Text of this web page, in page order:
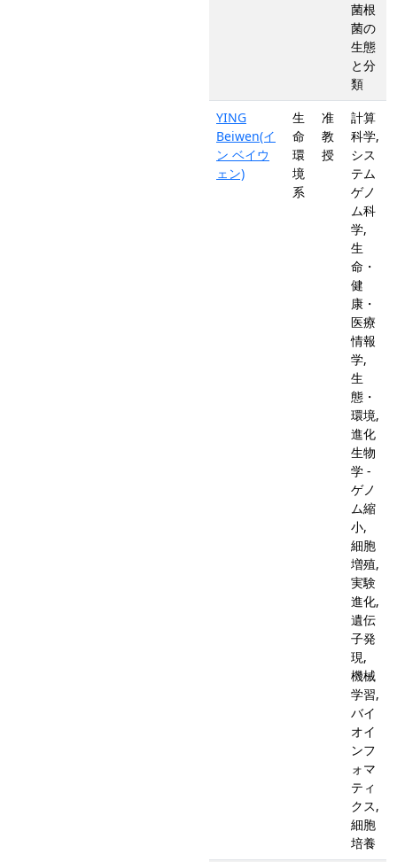
菌根
菌の
生態
と分
類
YING
Beiwen(イ
ン ベイウ
ェン)
生
命
環
境
系
准
教
授
計算
科学,
シス
テム
ゲノ
ム科
学,
生
命・
健
康・
医療
情報
学,
生
態・
環境,
進化
生物
学 -
ゲノ
ム縮
小,
細胞
増殖,
実験
進化,
遺伝
子発
現,
機械
学習,
バイ
オイ
ンフ
ォマ
ティ
クス,
細胞
培養